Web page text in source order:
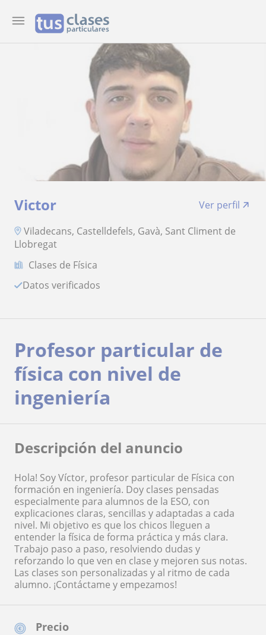
Victor
Ver perfil
Viladecans, Castelldefels, Gavà, Sant Climent de
Llobregat
Clases de Física
Datos verificados
Precio
Profesor particular de
física con nivel de
ingeniería
Descripción del anuncio
Hola! Soy Víctor, profesor particular de Física con
formación en ingeniería. Doy clases pensadas
especialmente para alumnos de la ESO, con
explicaciones claras, sencillas y adaptadas a cada
nivel. Mi objetivo es que los chicos lleguen a
entender la física de forma práctica y más clara.
Trabajo paso a paso, resolviendo dudas y
reforzando lo que ven en clase y mejoren sus notas.
Las clases son personalizadas y al ritmo de cada
alumno. ¡Contáctame y empezamos!